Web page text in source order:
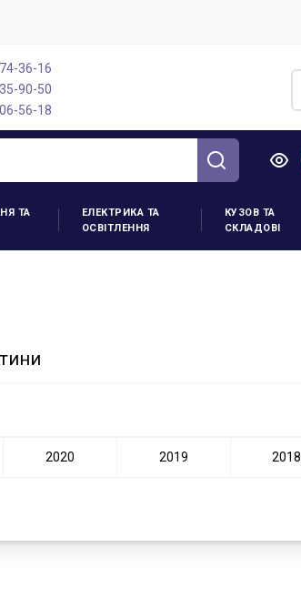
36-16
90-50
56-18
ТА
ЕЛЕКТРИКА ТА
ОСВІТЛЕННЯ
КУЗОВ ТА
СКЛАДОВІ
2020 2019 2018